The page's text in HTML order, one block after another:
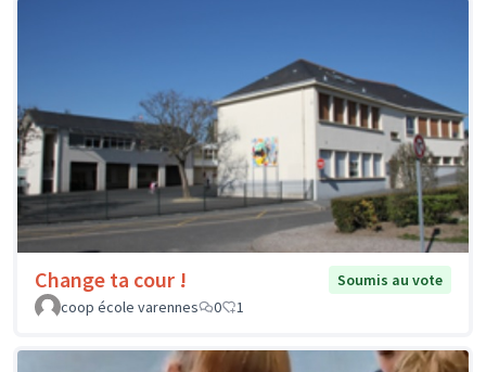
Change ta cour !
Soumis au vote
coop école varennes
0 1